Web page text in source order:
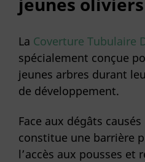
La Coverture Tubulaire
spécialement conçue
jeunes arbres durant
de développement.
Face aux dégâts
constitue une barrière
l’accès aux pousses et